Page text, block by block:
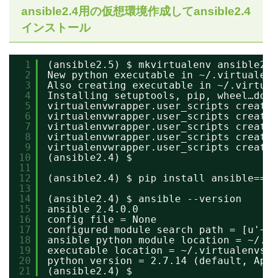
ansible2.4用の仮想環境作成してansible2.4
インストール
1
2
3
4
5
6
7
8
9
10
11
12
13
14
15
16
17
18
19
20
21
(ansible2.5) $ mkvirtualenv
New python executable in ~/
Also creating executable in ~/
Installing setuptools, pip,
virtualenvwrapper.user_scripts
virtualenvwrapper.user_scripts
virtualenvwrapper.user_scripts
virtualenvwrapper.user_scripts
virtualenvwrapper.user_scripts
(ansible2.4) $
(ansible2.4) $ pip install
(ansible2.4) $ ansible --version
ansible 2.4.0.0
config file = None
configured module search path =
ansible python module location = ~/
executable location = ~/
python version = 2.7.14 (default, Apr
(ansible2.4) $